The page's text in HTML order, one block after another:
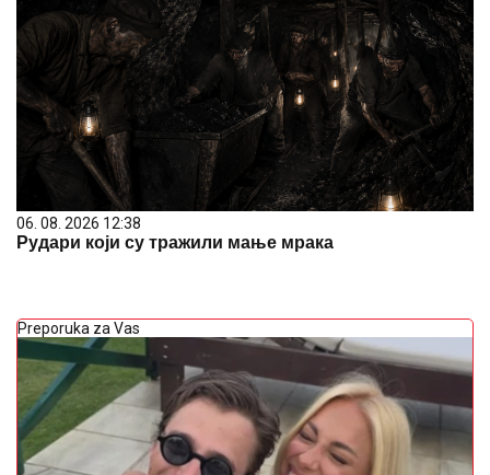
06. 08. 2026 12:38
Рудари који су тражили мање мрака
Preporuka za Vas